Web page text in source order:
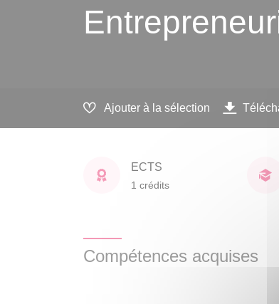
Ajouter à la sélection
ECTS
1 crédits
Compétences acquises